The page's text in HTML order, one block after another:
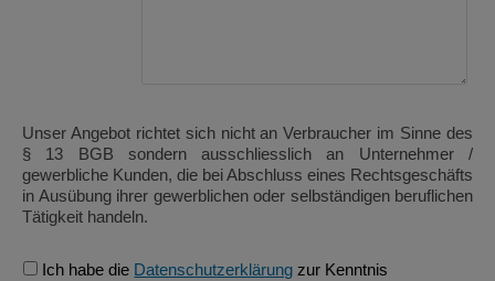
Unser Angebot richtet sich nicht an Verbraucher im Sinne des
§ 13 BGB sondern ausschliesslich an Unternehmer /
gewerbliche Kunden, die bei Abschluss eines Rechtsgeschäfts
in Ausübung ihrer gewerblichen oder selbständigen beruflichen
Tätigkeit handeln.
Ich habe die Datenschutzerklärung zur Kenntnis